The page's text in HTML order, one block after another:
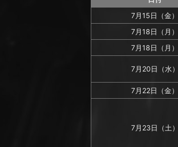
7月15日（金）
7月18日（月）
7月18日（月）
7月20日（水）
7月22日（金）
7月23日（土）